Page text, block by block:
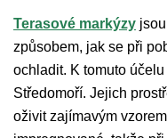
Terasové markýzy
způsobem, jak se při
ochladit. K tomuto
Středomoří. Jejich
oživit zajímavým